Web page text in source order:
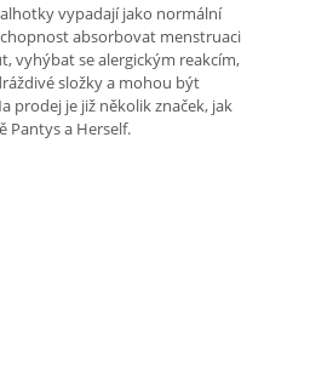
vypadají jako normální
absorbovat menstruaci
vyhýbat se alergickým reakcím,
složky a mohou být
prodej je již několik značek, jak
Pantys a Herself.